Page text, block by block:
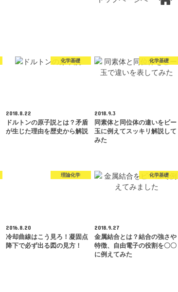
化学基礎
2018.8.22
ドルトンの原子説とは？矛盾
が生じた理由を歴史から解説
化学基礎
2018.9.3
同素体と同位体の違いをビー
玉に例えてスッキリ解説して
みた
理論化学
2016.8.20
冷却曲線はこう見ろ！凝固点
降下で必ず出る図の見方！
化学基礎
2018.9.27
金属結合とは？結合の強さや
特徴、自由電子の役割を〇〇
に例えてみた